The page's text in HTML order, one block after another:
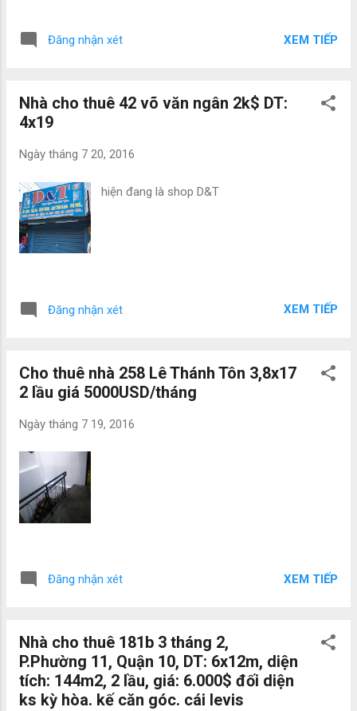
Đăng nhận xét XEM TIẾP
Nhà cho thuê 42 võ văn ngân 2k$ DT:
4x19
Ngày tháng 7 20, 2016
hiện đang là shop D&T
Đăng nhận xét XEM TIẾP
Cho thuê nhà 258 Lê Thánh Tôn 3,8x17
2 lầu giá 5000USD/tháng
Ngày tháng 7 19, 2016
Đăng nhận xét XEM TIẾP
Nhà cho thuê 181b 3 tháng 2,
P.Phường 11, Quận 10, DT: 6x12m, diện
tích: 144m2, 2 lầu, giá: 6.000$ đối diện
ks kỳ hòa. kế căn góc. cái levis